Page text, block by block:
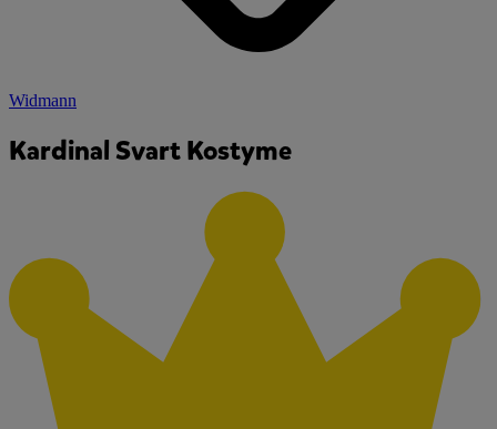
Widmann
Kardinal Svart Kostyme